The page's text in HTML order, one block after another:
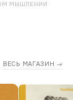
МЫШЛЕНИИ ·
ВЕСЬ МАГАЗИН →